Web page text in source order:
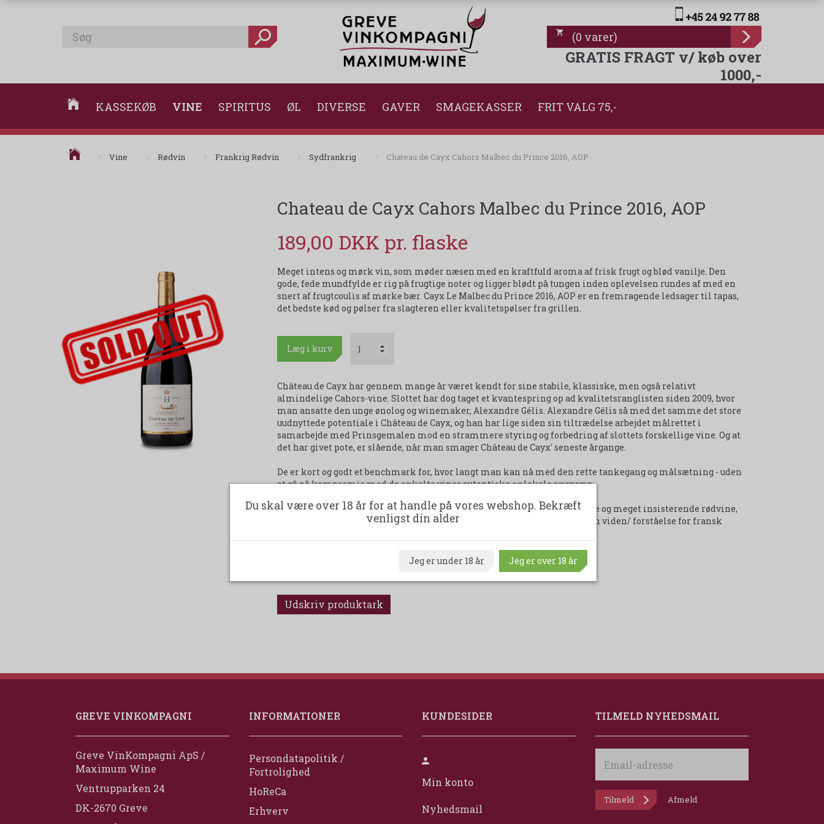
(0 varer)
GRATIS FRAGT v/ køb over
1000,-
KASSEKØB VINE SPIRITUS ØL DIVERSE GAVER SMAGEKASSER FRIT VALG 75,-
Vine Rødvin Frankrig Rødvin Sydfrankrig Chateau de Cayx Cahors Malbec du Prince 2016, AOP
Chateau de Cayx Cahors Malbec du Prince 2016, AOP
189,00 DKK
Meget intens og mørk vin, som møder næsen med en kraftfuld aroma af frisk frugt og blød vanilje. Den
gode, fede mundfylde er rig på frugtige noter og ligger blødt på tungen inden oplevelsen rundes af med en
snert af frugtcoulis af mørke bær. Cayx Le Malbec du Prince 2016, AOP er en fremragende ledsager til tapas,
det bedste kød og pølser fra slagteren eller kvalitetspølser fra grillen.
Læg i kurv
Château de Cayx har gennem mange år været kendt for sine stabile, klassiske, men også relativt
almindelige Cahors-vine. Slottet har dog taget et kvantespring op ad kvalitetsranglisten siden 2009, hvor
man ansatte den unge ønolog og winemaker, Alexandre Gélis. Alexandre Gélis så med det samme det store
uudnyttede potentiale i Château de Cayx, og han har lige siden sin tiltrædelse arbejdet målrettet i
samarbejde med Prinsgemalen mod en strammere styring og forbedring af slottets forskellige vine. Og at
det har givet pote, er slående, når man smager Château de Cayx' seneste årgange.
De er kort og godt et benchmark for, hvor langt man kan nå med den rette tankegang og målsætning - uden
at gå på kompromis med de enkelte vines autentiske og lokale særpræg.
Lige fra den forførende hvidvin over den læskende rosé til de mørke, dybe og meget insisterende rødvine,
som man kan vælge at nyde let og uforpligtende eller fordybe sig i med en viden/ forståelse for fransk
En kasse indeholder 6 flasker - 75 cl. 12,5 % Alkohol.
Udskriv produktark
GREVE VINKOMPAGNI
Greve VinKompagni ApS /
Maximum Wine
Ventrupparken 24
DK-2670 Greve
INFORMATIONER
Persondatapolitik /
Fortrolighed
HoReCa
Erhverv
KUNDESIDER
Min konto
Nyhedsmail
TILMELD NYHEDSMAIL
adresse
Tilmeld Afmeld
Du skal være over 18 år for at handle på vores webshop. Bekræft
venligst din alder
Jeg er under 18 år Jeg er over 18 år